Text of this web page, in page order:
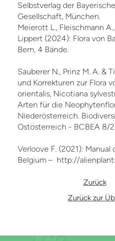
Selbstverlag der
Gesellschaft, München.
Meierott L., Fleischmann
Lippert (2024): Flora von
Bern, 4 Bände.
Sauberer N., Prinz M. A. &
und Korrekturen zur Flora
orientalis, Nicotiana
Arten für die
Niederösterreich.
Ostösterreich - BCBEA 8/
Verloove F. (2021):
Belgium – http://
Zurück
Zurück zur